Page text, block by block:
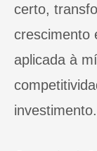
certo,
crescimento
aplicada à
investimento.